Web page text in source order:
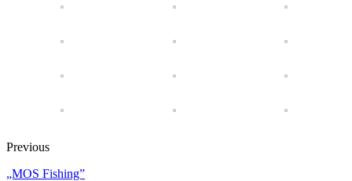
Previous
„MOS Fishing”